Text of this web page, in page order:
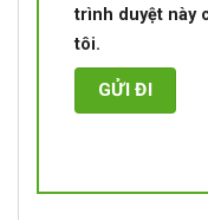
trình duyệt này
tôi.